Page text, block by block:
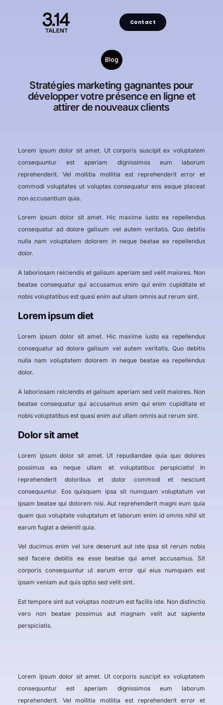
Contact
Blog
Stratégies marketing gagnantes pour
développer votre présence en ligne et
attirer de nouveaux clients
Lorem ipsum dolor sit amet. Ut corporis suscipit ex voluptatem
consequuntur est aperiam dignissimos eum laborum
reprehenderit. Vel mollitia mollitia est reprehenderit error et
commodi voluptates ut voluptas consequatur eos eaque placeat
non accusantium quia.
Lorem ipsum dolor sit amet. Hic maxime iusto ea repellendus
consequatur ad dolore galisum vel autem veritatis. Quo debitis
nulla nam voluptatem dolorem in neque beatae ea repellendus
dolor.
A laboriosam reiciendis et galisum aperiam sed velit maiores. Non
beatae consequatur qui accusamus enim qui enim cupiditate et
nobis voluptatibus est quasi enim aut ullam omnis aut rerum sint.
Lorem ipsum diet
Lorem ipsum dolor sit amet. Hic maxime iusto ea repellendus
consequatur ad dolore galisum vel autem veritatis. Quo debitis
nulla nam voluptatem dolorem in neque beatae ea repellendus
dolor.
A laboriosam reiciendis et galisum aperiam sed velit maiores. Non
beatae consequatur qui accusamus enim qui enim cupiditate et
nobis voluptatibus est quasi enim aut ullam omnis aut rerum sint.
Dolor sit amet
Lorem ipsum dolor sit amet. Ut repudiandae quia quo dolores
possimus ea neque ullam et voluptatibus perspiciatis! In
reprehenderit doloribus et dolor commodi et nesciunt
consequuntur. Eos quisquam ipsa sit numquam voluptatum vel
ipsam beatae qui dolorem nisi. Aut reprehenderit magni eum quia
quam quo voluptate voluptatum et laborum enim id omnis nihil sit
earum fugiat a deleniti quia.
Vel ducimus enim vel iure deserunt aut iste ipsa sit rerum nobis
sed facere debitis ea esse beatae qui amet accusamus. Sit
corporis consequuntur ut earum error qui eius numquam est
ipsam veniam aut quis optio sed velit sint.
Est tempore sint aut voluptas nostrum est facilis iste. Non distinctio
vero non beatae possimus aut magnam velit aut sapiente
perspiciatis.
Lorem ipsum dolor sit amet. Ut corporis suscipit ex voluptatem
consequuntur est aperiam dignissimos eum laborum
reprehenderit. Vel mollitia mollitia est reprehenderit error et